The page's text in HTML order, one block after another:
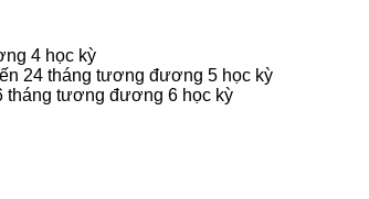
4 học kỳ
24 tháng tương đương 5 học kỳ
tháng tương đương 6 học kỳ